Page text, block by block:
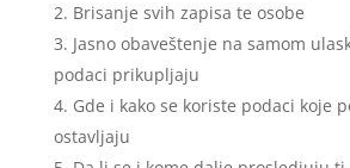
Brisanje svih zapisa te osobe
Jasno obaveštenje na samom
podaci prikupljaju
Gde i kako se koriste podaci koje
ostavljaju